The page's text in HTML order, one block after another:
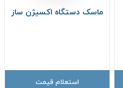
ماسک دستگاه اکسیژن ساز
استعلام قیمت